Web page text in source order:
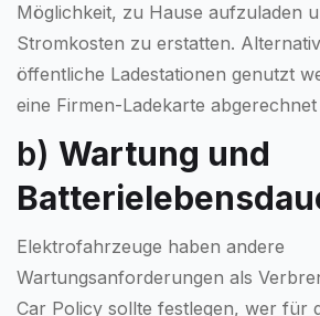
Möglichkeit, zu Hause aufzuladen
Stromkosten zu erstatten.
öffentliche Ladestationen genutzt
eine Firmen-Ladekarte
b) Wartung und
Elektrofahrzeuge haben andere
Wartungsanforderungen als
Car Policy sollte festlegen, wer für